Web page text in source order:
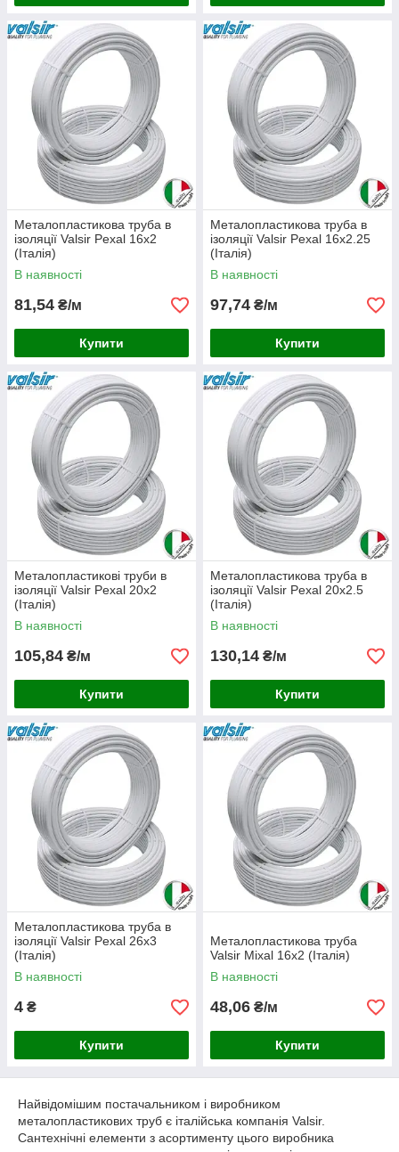
Металопластикова труба в
ізоляції Valsir Pexal 16х2
(Італія)
В наявності
81,54 ₴/м
Купити
Металопластикова труба в
ізоляції Valsir Pexal 16х2.25
(Італія)
В наявності
97,74 ₴/м
Купити
Металопластикові труби в
ізоляції Valsir Pexal 20х2
(Італія)
В наявності
105,84 ₴/м
Купити
Металопластикова труба в
ізоляції Valsir Pexal 20х2.5
(Італія)
В наявності
130,14 ₴/м
Купити
Металопластикова труба в
ізоляції Valsir Pexal 26х3
(Італія)
В наявності
4 ₴
Купити
Металопластикова труба
Valsir Mixal 16х2 (Італія)
В наявності
48,06 ₴/м
Купити
Найвідомішим постачальником і виробником
металопластикових труб є італійська компанія Valsir.
Сантехнічні елементи з асортименту цього виробника